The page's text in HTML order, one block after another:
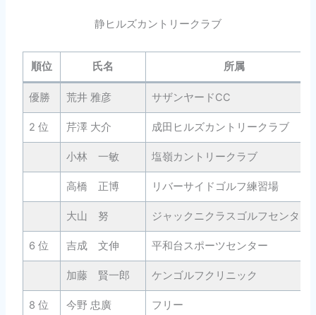
静ヒルズカントリークラブ
順位 氏名 所属
優勝 荒井 雅彦 サザンヤードCC
2 位 芹澤 大介 成田ヒルズカントリークラブ
小林 一敏 塩嶺カントリークラブ
高橋 正博 リバーサイドゴルフ練習場
大山 努 ジャックニクラスゴルフセンター
6 位 吉成 文伸 平和台スポーツセンター
加藤 賢一郎 ケンゴルフクリニック
8 位 今野 忠廣 フリー